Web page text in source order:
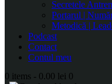
Secretele
Portarul |
Metodică |
Podcast
Contact
Contul meu
0 items - 0.00 lei 0